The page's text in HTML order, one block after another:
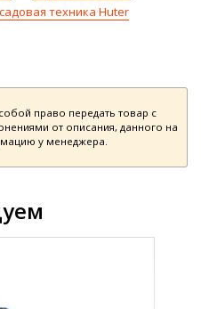
техника Huter
право передать товар с
от описания, данного на
у менеджера.